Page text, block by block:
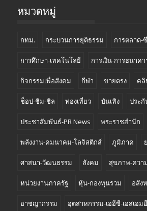
หมวดหมู่
กทม. กระบวนการยุติธรรม การตลาด-
การศึกษา-เทคโนโลยี การเงิน-การธนาคา
กิจกรรมเพื่อสังคม กีฬา ขายตรง คลิ
ช็อป-ชิม-ชิล ท่องเที่ยว บันเทิง ประ
ประชาสัมพันธ์-PR News พระราชสำนัก
พลังงาน-คมนาคม-โลจิสติกส์ ภูมิภาค
ศาสนา-วัฒนธรรม สังคม สุขภาพ-ควา
หน่วยงานภาครัฐ หุ้น-กองทุนรวม อสัง
อาชญากรรม อุตสาหกรรม-เออีซี-เอสเอมอี